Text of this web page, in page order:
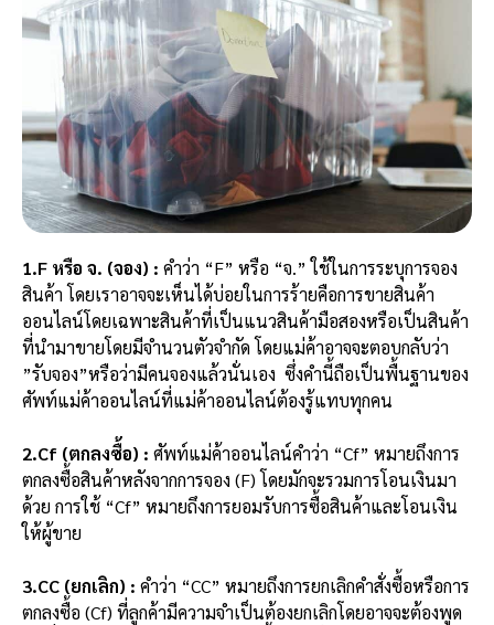
1.F หรือ จ. (จอง) : คำว่า “F” หรือ “จ.” ใช้ในการระบุการจอง
สินค้า โดยเราอาจจะเห็นได้บ่อยในการร้ายคือการขายสินค้า
ออนไลน์โดยเฉพาะสินค้าที่เป็นแนวสินค้ามือสองหรือเป็นสินค้า
ที่นำมาขายโดยมีจำนวนตัวจำกัด โดยแม่ค้าอาจจะตอบกลับว่า
”รับจอง”หรือว่ามีคนจองแล้วนั่นเอง ซึ่งคำนี้ถือเป็นพื้นฐานของ
ศัพท์แม่ค้าออนไลน์ที่แม่ค้าออนไลน์ต้องรู้แทบทุกคน
2.Cf (ตกลงซื้อ) : ศัพท์แม่ค้าออนไลน์คำว่า “Cf” หมายถึงการ
ตกลงซื้อสินค้าหลังจากการจอง (F) โดยมักจะรวมการโอนเงินมา
ด้วย การใช้ “Cf” หมายถึงการยอมรับการซื้อสินค้าและโอนเงิน
ให้ผู้ขาย
3.CC (ยกเลิก) : คำว่า “CC” หมายถึงการยกเลิกคำสั่งซื้อหรือการ
ตกลงซื้อ (Cf) ที่ลูกค้ามีความจำเป็นต้องยกเลิกโดยอาจจะต้องพูด